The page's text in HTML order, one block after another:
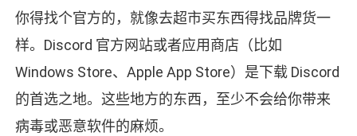
你得找个官方的，就像去超市买东西得找品牌货一
样。Discord 官方网站或者应用商店（比如
Windows Store、Apple App Store）是下载 Discord
的首选之地。这些地方的东西，至少不会给你带来
病毒或恶意软件的麻烦。